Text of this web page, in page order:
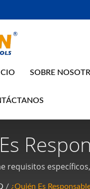
SOBRE
requisitos
/ ¿Quién Es